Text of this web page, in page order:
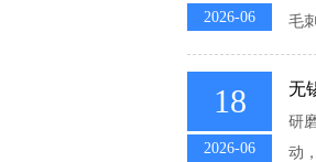
2026-06
毛
18
2026-06
无
研
动